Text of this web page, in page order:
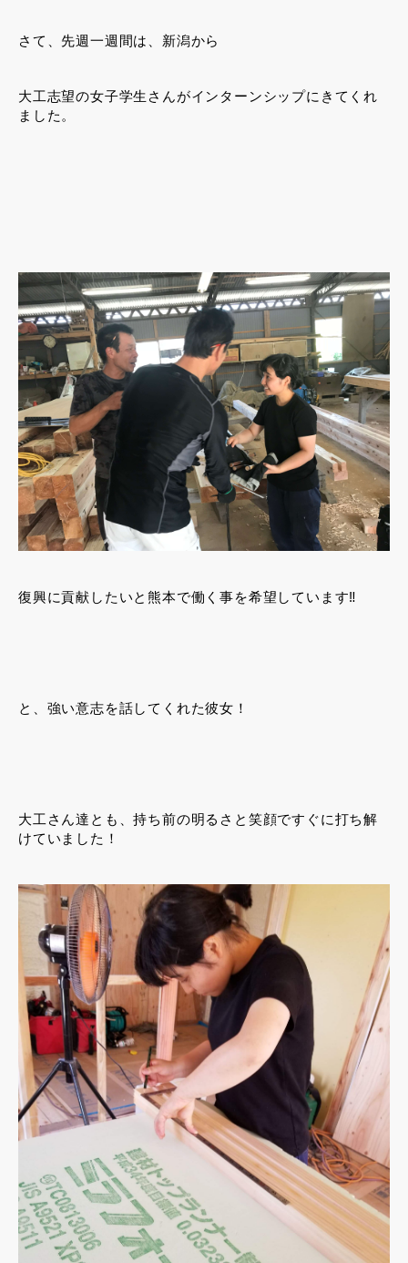
さて、先週一週間は、新潟から
大工志望の女子学生さんがインターンシップにきてくれ
ました。
復興に貢献したいと熊本で働く事を希望しています‼︎
と、強い意志を話してくれた彼女！
大工さん達とも、持ち前の明るさと笑顔ですぐに打ち解
けていました！